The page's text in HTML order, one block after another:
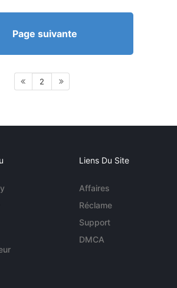
Page suivante
2
Liens Du Site
Affaires
Réclame
Support
DMCA